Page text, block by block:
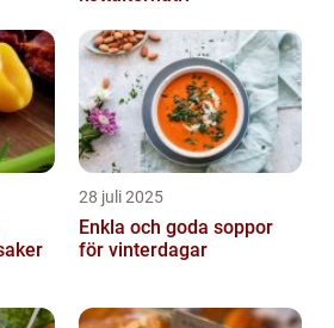
28 juli 2025
Enkla och goda soppor
för vinterdagar